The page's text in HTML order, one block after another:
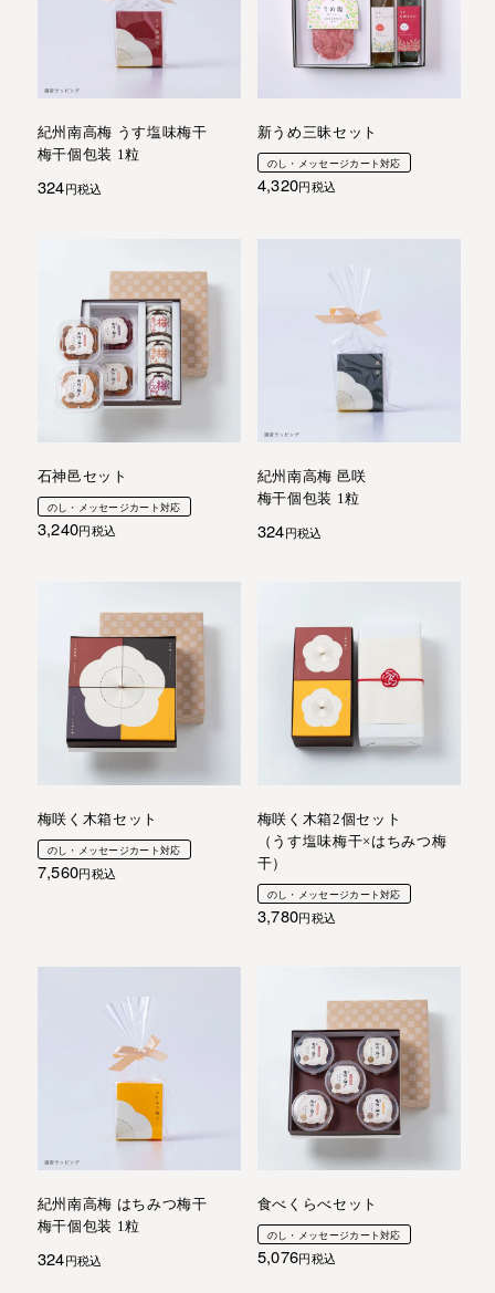
紀州南高梅 うす塩味梅干
梅干個包装 1粒
324 税込
新うめ三昧セット
のし・メッセージカート対応
4,320 税込
石神邑セット
のし・メッセージカート対応
3,240 税込
紀州南高梅 邑咲
梅干個包装 1粒
324 税込
梅咲く木箱セット
のし・メッセージカート対応
7,560 税込
梅咲く木箱2個セット
（うす塩味梅干×はちみつ梅
干）
のし・メッセージカート対応
3,780 税込
紀州南高梅 はちみつ梅干
梅干個包装 1粒
324 税込
食べくらべセット
のし・メッセージカート対応
5,076 税込